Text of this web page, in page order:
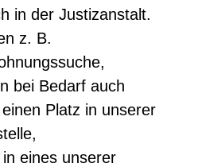
in der Justizanstalt.
z. B.
bei Bedarf auch
Platz in unserer
eines unserer